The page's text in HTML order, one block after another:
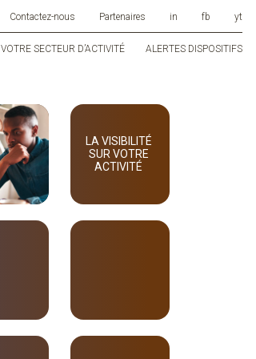
Contactez-nous Partenaires in fb yt
VOTRE SECTEUR D’ACTIVITÉ ALERTES DISPOSITIFS
LA VISIBILITÉ
SUR VOTRE
ACTIVITÉ